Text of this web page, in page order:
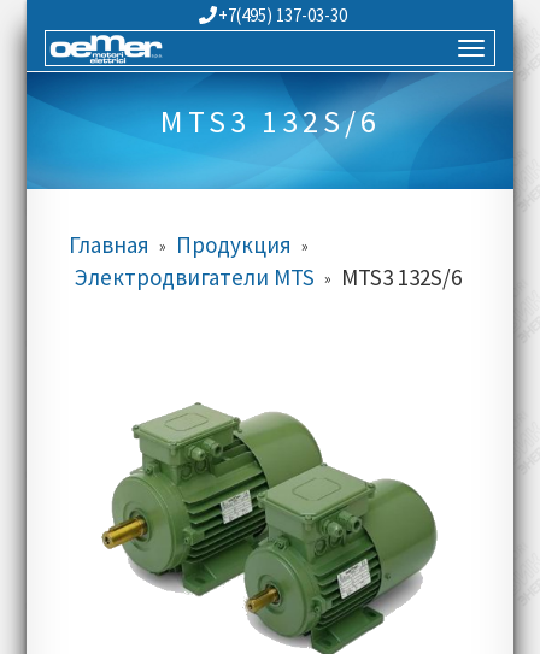
+7(495) 137-03-30
MTS3 132S/6
Главная » Продукция »
Электродвигатели MTS » MTS3 132S/6